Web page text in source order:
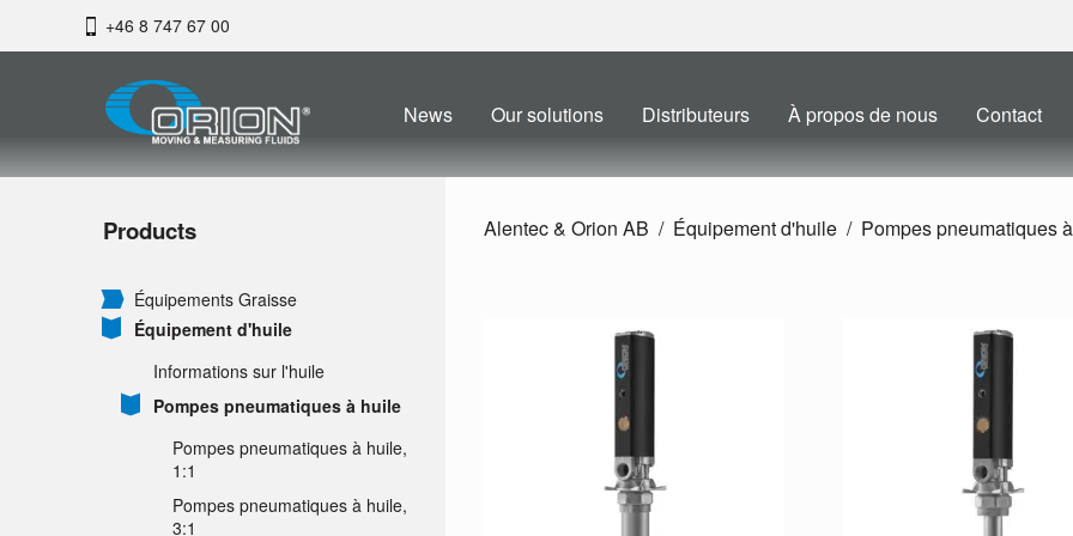
+46 8 747 67 00
News Our solutions Distributeurs À propos de nous Contact
Products
Équipements Graisse
Équipement d'huile
Informations sur l'huile
Pompes pneumatiques à huile
Pompes pneumatiques à huile,
1:1
Pompes pneumatiques à huile,
3:1
Alentec & Orion AB Équipement d'huile Pompes pneumatiques